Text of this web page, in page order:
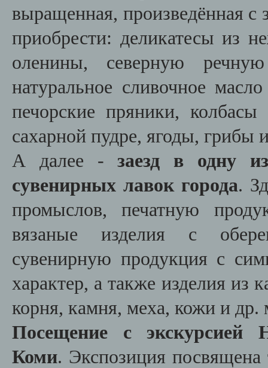
выращенная, произведённая с
приобрести: деликатесы из
оленины, северную
натуральное сливочное
печорские пряники,
сахарной пудре, ягоды, грибы
А далее -заезд в одну
сувенирных лавок города.
промыслов, печатную
вязаные изделия с
сувенирную продукция с
характер, а также изделия из
корня, камня, меха, кожи и др.
Посещение с экскурсией
Коми. Экспозиция посвящена